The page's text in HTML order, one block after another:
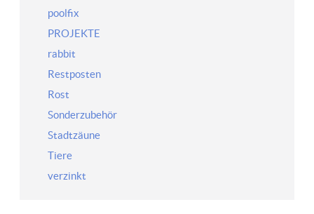
poolfix
PROJEKTE
rabbit
Restposten
Rost
Sonderzubehör
Stadtzäune
Tiere
verzinkt